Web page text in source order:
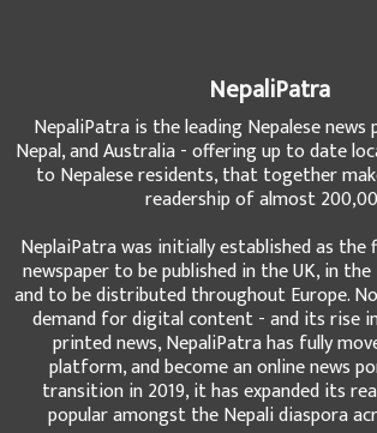
NepaliPatra
NepaliPatra is the leading Nepalese
Nepal, and Australia - offering up to date
to Nepalese residents, that together
readership of almost
NeplaiPatra was initially established as the
newspaper to be published in the UK, in
and to be distributed throughout Europe.
demand for digital content - and its rise
printed news, NepaliPatra has fully
platform, and become an online news
transition in 2019, it has expanded its
popular amongst the Nepali diaspora